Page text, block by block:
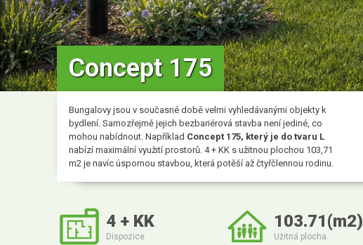
Concept 175
Bungalovy jsou v současné době velmi vyhledávanými objekty k
bydlení. Samozřejmě jejich bezbariérová stavba není jediné, co
mohou nabídnout. Například Concept 175, který je do tvaru L
nabízí maximální využití prostorů. 4 + KK s užitnou plochou 103,71
m2 je navíc úspornou stavbou, která potěší až čtyřčlennou rodinu.
Dispozice
4 + KK
Užitná plocha
103.71(m2)